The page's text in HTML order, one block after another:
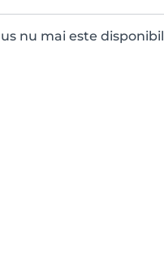
nu mai este disponibil